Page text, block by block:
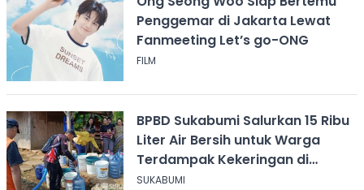
Penggemar di Jakarta Lewat
Fanmeeting Let’s go-ONG
FILM
BPBD Sukabumi Salurkan 15 Ribu
Liter Air Bersih untuk Warga
Terdampak Kekeringan di
Cicurug
SUKABUMI